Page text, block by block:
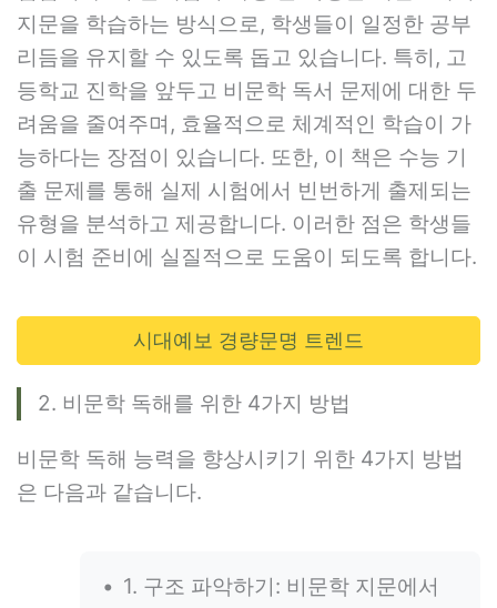
지문을 학습하는 방식으로, 학생들이 일정한 공부
리듬을 유지할 수 있도록 돕고 있습니다. 특히, 고
등학교 진학을 앞두고 비문학 독서 문제에 대한 두
려움을 줄여주며, 효율적으로 체계적인 학습이 가
능하다는 장점이 있습니다. 또한, 이 책은 수능 기
출 문제를 통해 실제 시험에서 빈번하게 출제되는
유형을 분석하고 제공합니다. 이러한 점은 학생들
이 시험 준비에 실질적으로 도움이 되도록 합니다.
시대예보 경량문명 트렌드
2. 비문학 독해를 위한 4가지 방법
비문학 독해 능력을 향상시키기 위한 4가지 방법
은 다음과 같습니다.
1. 구조 파악하기: 비문학 지문에서